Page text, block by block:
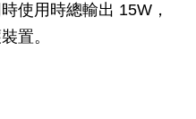
使用時總輸出 15W，
置。